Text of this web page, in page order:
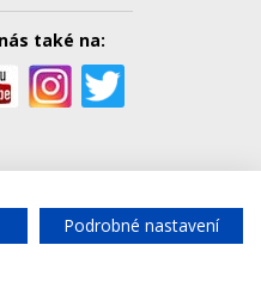
také na:
dotaz
Podrobné nastavení